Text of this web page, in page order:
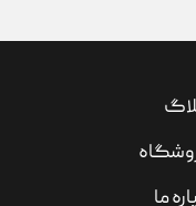
ما